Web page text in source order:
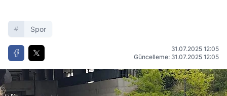
Spor
31.07.2025 12:05
Güncelleme: 31.07.2025 12:05